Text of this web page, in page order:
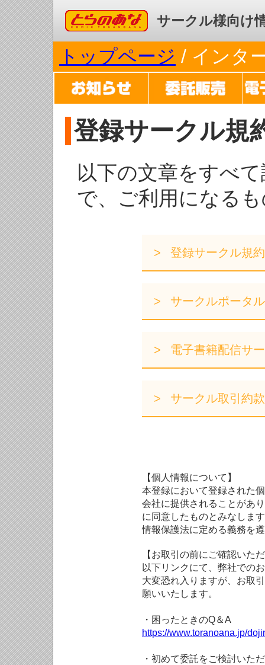
コミックとらのあな サークル様向け
トップページ / インタ
登録サークル規
以下の文章をすべ
で、ご利用になる
登録サークル規約
サークルポータ
電子書籍配信サ
サークル取引約款
【個人情報について】
本登録において登録された
会社に提供されることがあ
に同意したものとみなしま
情報保護法に定める義務を
【お取引の前にご確認いた
以下リンクにて、弊社での
大変恐れ入りますが、お取
願いいたします。
・困ったときのQ＆A
https://www.toranoana.jp/
・初めて委託をご検討いた